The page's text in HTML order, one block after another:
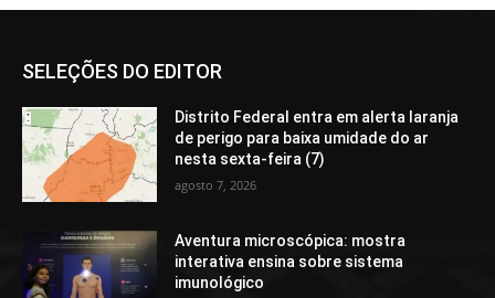
SELEÇÕES DO EDITOR
Distrito Federal entra em alerta laranja
de perigo para baixa umidade do ar
nesta sexta-feira (7)
agosto 7, 2026
Aventura microscópica: mostra
interativa ensina sobre sistema
imunológico